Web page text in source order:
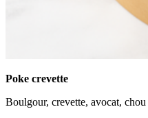
Poke crevette
Boulgour, crevette, avocat,